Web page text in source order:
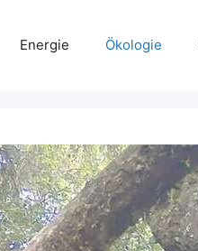
Energie Ökologie